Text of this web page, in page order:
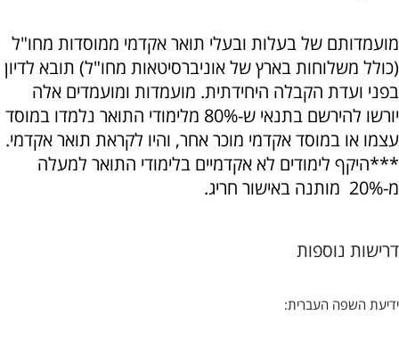
מועמדותם של בעלות ובעלי תואר אקדמי ממוסדות מחו"ל
(כולל משלוחות בארץ של אוניברסיטאות מחו"ל) תובא לדיון
בפני ועדת הקבלה היחידתית. מועמדות ומועמדים אלה
יורשו להירשם בתנאי ש-80% מלימודי התואר נלמדו במוסד
עצמו או במוסד אקדמי מוכר אחר, והיו לקראת תואר אקדמי.
***היקף לימודים לא אקדמיים בלימודי התואר למעלה
מ-20% מותנה באישור חריג.
דרישות נוספות
ידיעת השפה העברית: